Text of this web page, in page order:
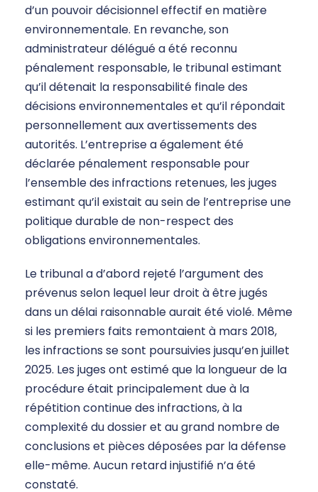
d’un pouvoir décisionnel effectif en matière
environnementale. En revanche, son
administrateur délégué a été reconnu
pénalement responsable, le tribunal estimant
qu’il détenait la responsabilité finale des
décisions environnementales et qu’il répondait
personnellement aux avertissements des
autorités. L’entreprise a également été
déclarée pénalement responsable pour
l’ensemble des infractions retenues, les juges
estimant qu’il existait au sein de l’entreprise une
politique durable de non-respect des
obligations environnementales.
Le tribunal a d’abord rejeté l’argument des
prévenus selon lequel leur droit à être jugés
dans un délai raisonnable aurait été violé. Même
si les premiers faits remontaient à mars 2018,
les infractions se sont poursuivies jusqu’en juillet
2025. Les juges ont estimé que la longueur de la
procédure était principalement due à la
répétition continue des infractions, à la
complexité du dossier et au grand nombre de
conclusions et pièces déposées par la défense
elle-même. Aucun retard injustifié n’a été
constaté.